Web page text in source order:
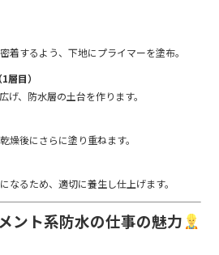
着するよう、下地にプライマーを塗布。
目）
げ、防水層の土台を作ります。
燥後にさらに塗り重ねます。
なるため、適切に養生し仕上げます。
ント系防水の仕事の魅力